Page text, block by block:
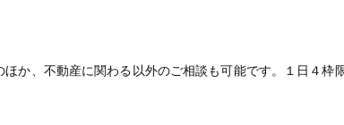
か、不動産に関わる以外のご相談も可能です。１日４枠